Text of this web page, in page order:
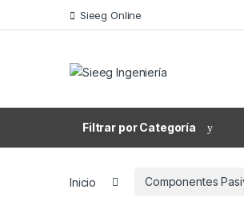
Sieeg Online
Filtrar por Categoría
Inicio Componentes